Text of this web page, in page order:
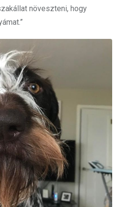
növeszteni, hogy